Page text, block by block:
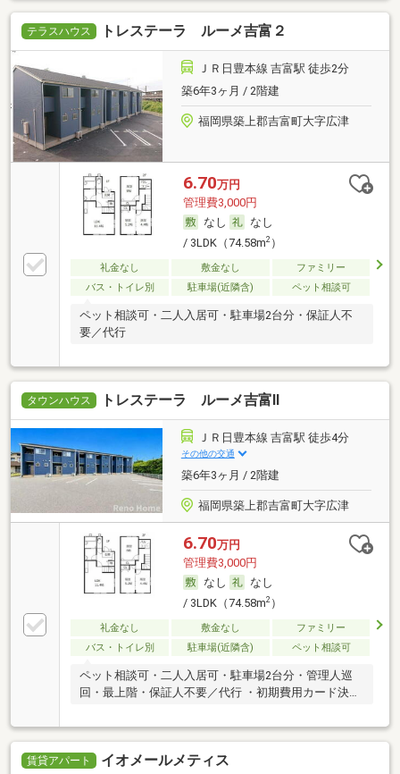
テラスハウス トレステーラ ルーメ吉富２
ＪＲ日豊本線 吉富駅 徒歩2分
築6年3ヶ月 / 2階建
福岡県築上郡吉富町大字広津
6.70万円
管理費3,000円
なし
なし
/ 3LDK（74.58m2）
礼金なし 敷金なし
ファミリー
バス・トイレ別
駐車場(近隣含) ペット相談可
ペット相談可・二人入居可・駐車場2台分・保証人不
要／代行
タウンハウス トレステーラ ルーメ吉富Ⅱ
ＪＲ日豊本線 吉富駅 徒歩4分
その他の交通
築6年3ヶ月 / 2階建
福岡県築上郡吉富町大字広津
6.70万円
管理費3,000円
なし
なし
/ 3LDK（74.58m2）
礼金なし 敷金なし
ファミリー
バス・トイレ別
駐車場(近隣含) ペット相談可
ペット相談可・二人入居可・駐車場2台分・管理人巡
回・最上階・保証人不要／代行 ・初期費用カード決済
賃貸アパート イオメールメティス